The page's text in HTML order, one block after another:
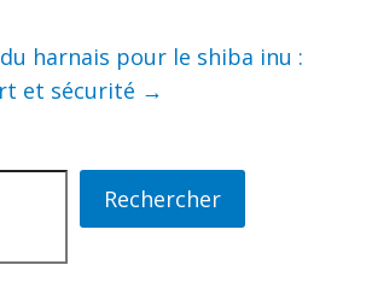
harnais pour le shiba inu :
et sécurité →
Rechercher